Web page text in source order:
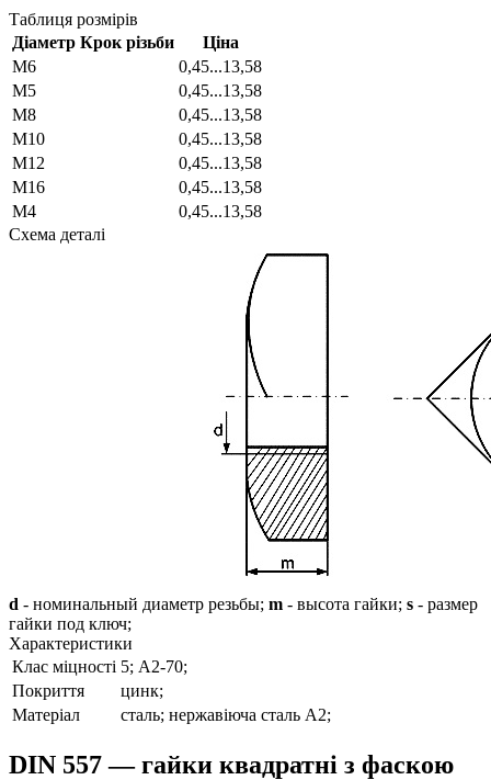
Таблиця розмірів
Діаметр Крок різьби
Ціна
М6
0,45...13,58
М5
0,45...13,58
М8
0,45...13,58
М10
0,45...13,58
М12
0,45...13,58
М16
0,45...13,58
М4
0,45...13,58
Схема деталі
d - номинальный диаметр резьбы; m - высота гайки; s - размер
гайки под ключ;
Характеристики
Клас міцності 5; А2-70;
Покриття
цинк;
Матеріал
сталь; нержавіюча сталь А2;
DIN 557 — гайки квадратні з фаскою